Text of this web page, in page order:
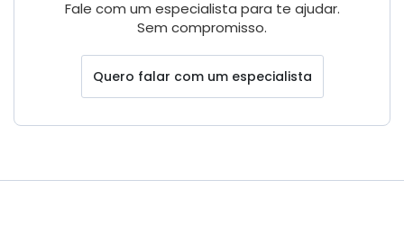
Fale com um especialista para te ajudar.
Sem compromisso.
Quero falar com um especialista